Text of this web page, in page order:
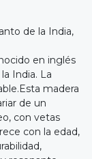
de la India,
en inglés
India. La
madera
de un
con vetas
con la edad,